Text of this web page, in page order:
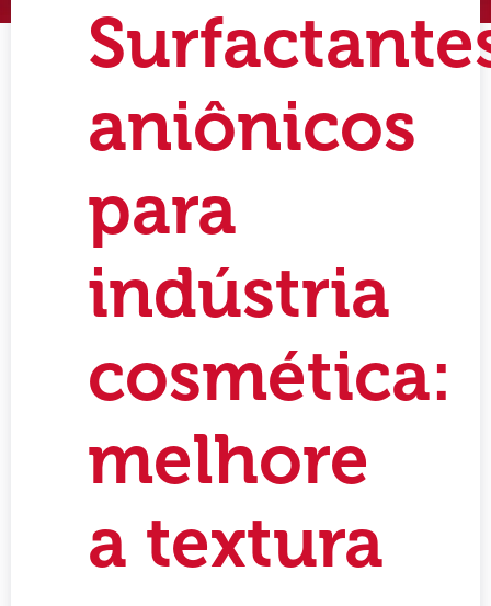
aniônicos
para
indústria
cosmética:
melhore
a textura